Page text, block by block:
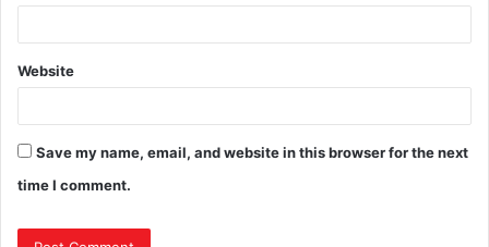
Website
Save my name, email, and website in this browser for the next
time I comment.